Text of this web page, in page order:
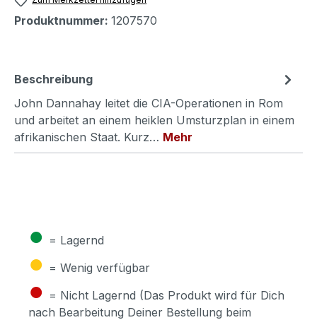
Produktnummer: 1207570
Beschreibung
John Dannahay leitet die CIA-Operationen in Rom
und arbeitet an einem heiklen Umsturzplan in einem
afrikanischen Staat. Kurz… Mehr
● = Lagernd
● = Wenig verfügbar
● = Nicht Lagernd (Das Produkt wird für Dich
nach Bearbeitung Deiner Bestellung beim